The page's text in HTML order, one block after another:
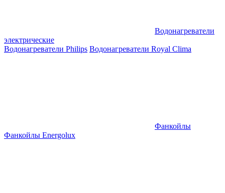
Водонагреватели
электрические
Водонагреватели Philips Водонагреватели Royal Clima
Фанкойлы
Фанкойлы Energolux